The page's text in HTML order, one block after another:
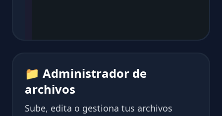
📁 Administrador de
archivos
Sube, edita o gestiona tus archivos